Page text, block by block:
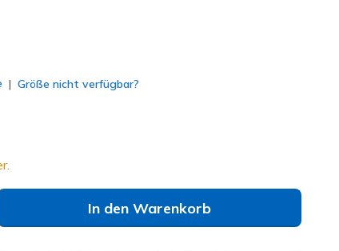
Größe nicht verfügbar?
In den Warenkorb